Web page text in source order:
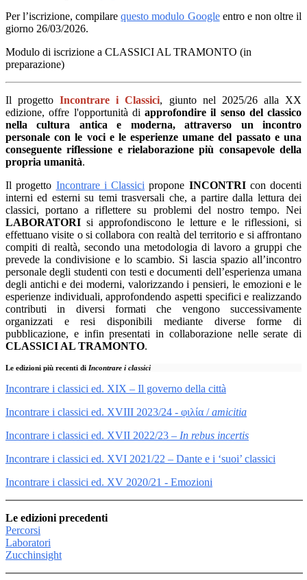
Per l’iscrizione, compilarequesto modulo Googleentro e non oltre il
giorno 26/03/2026.
Modulo di iscrizione a CLASSICI AL TRAMONTO (in
preparazione)
Il progetto Incontrare i Classici, giunto nel 2025/26 alla XX
edizione, offre l'opportunità di approfondire il senso del classico
nella cultura antica e moderna, attraverso un incontro
personale con le voci e le esperienze umane del passato e una
conseguente riflessione e rielaborazione più consapevole della
propria umanità.
Il progetto Incontrare i Classici propone INCONTRI con docenti
interni ed esterni su temi trasversali che, a partire dalla lettura dei
classici, portano a riflettere su problemi del nostro tempo. Nei
LABORATORI si approfondiscono le letture e le riflessioni, si
effettuano visite o si collabora con realtà del territorio e si affrontano
compiti di realtà, secondo una metodologia di lavoro a gruppi che
prevede la condivisione e lo scambio. Si lascia spazio all’incontro
personale degli studenti con testi e documenti dell’esperienza umana
degli antichi e dei moderni, valorizzando i pensieri, le emozioni e le
esperienze individuali, approfondendo aspetti specifici e realizzando
contributi in diversi formati che vengono successivamente
organizzati e resi disponibili mediante diverse forme di
pubblicazione, e infin presentati in collaborazione nelle serate di
CLASSICI AL TRAMONTO.
Le edizioni più recenti di Incontrare i classici
Incontrare i classici ed. XIX – Il governo della città
Incontrare i classici ed. XVIII 2023/24 - φιλία /amicitia
Incontrare i classici ed. XVII 2022/23 – In rebus incertis
Incontrare i classici ed. XVI 2021/22 – Dante e i ‘suoi’ classici
Incontrare i classici ed. XV 2020/21 - Emozioni
Le edizioni precedenti
Percorsi
Laboratori
Zucchinsight